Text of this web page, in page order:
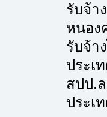
รับจ้า
หนอง
รับจ้า
ประเ
สปป.
ประเ